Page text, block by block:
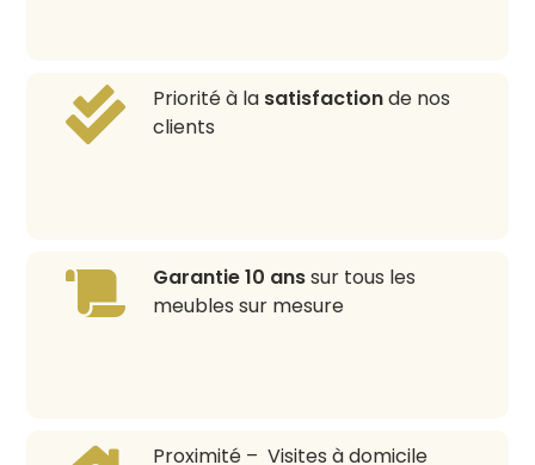
Priorité à la satisfactionde nos
clients
Garantie 10 anssur tous les
meubles sur mesure
Proximité – Visites à domicile